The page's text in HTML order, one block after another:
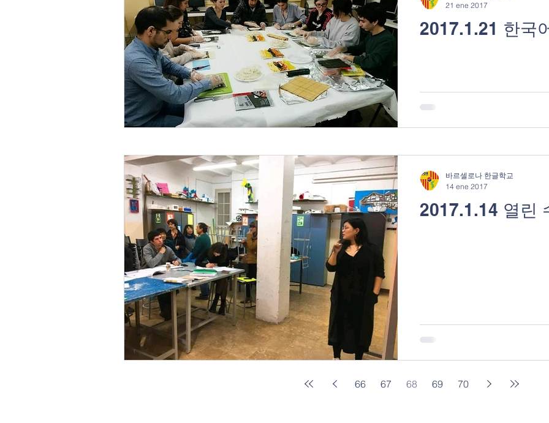
2017.1.21 한국
21 ene 2017
2017.1.14 열린
바르셀로나 한글학교
14 ene 2017
66 67 68 69 70